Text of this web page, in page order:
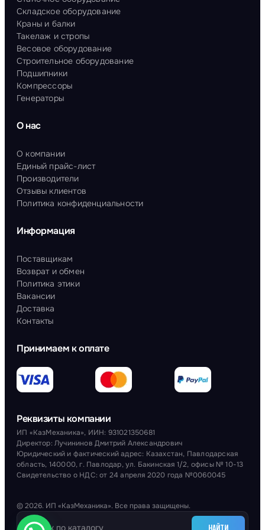
Складское оборудование
Краны и балки
Такелаж и стропы
Весовое оборудование
Строительное оборудование
Подшипники
Компрессоры
Генераторы
О нас
О компании
Единый прайс-лист
Производители
Отзывы клиентов
Политика конфиденциальности
Информация
Поставщикам
Возврат и обмен
Политика этики
Вакансии
Доставка
Контакты
Принимаем к оплате
Реквизиты компании
ИП «КазМеханика», ИИН: 931021350681
Директор: Лучининов Дмитрий Александрович
Юридический и фактический адрес: Казахстан, Павлодарская
область, 140000, г. Павлодар, ул. Бакинская 1/2, офисы № 10-13
Свидетельство о НДС: от 24 апреля 2020 года №0060045
© 2026. ИП «КазМеханика». Все права защищены.
НАЙТИ